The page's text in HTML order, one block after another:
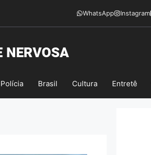
WhatsApp Instagram
Polícia Brasil Cultura Entretê